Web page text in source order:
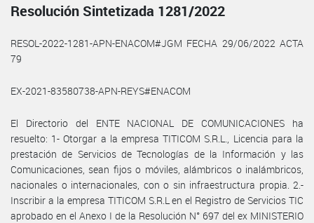
Resolución Sintetizada 1281/2022
RESOL-2022-1281-APN-ENACOM#JGM FECHA 29/06/2022 ACTA
79
EX-2021-83580738-APN-REYS#ENACOM
El Directorio del ENTE NACIONAL DE COMUNICACIONES ha
resuelto: 1- Otorgar a la empresa TITICOM S.R.L., Licencia para la
prestación de Servicios de Tecnologías de la Información y las
Comunicaciones, sean fijos o móviles, alámbricos o inalámbricos,
nacionales o internacionales, con o sin infraestructura propia. 2.-
Inscribir a la empresa TITICOM S.R.L en el Registro de Servicios TIC
aprobado en el Anexo I de la Resolución N° 697 del ex MINISTERIO